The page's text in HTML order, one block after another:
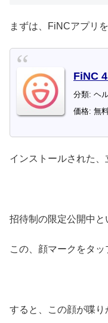
まずは、FiNCアプリ
FiNC
分類: ヘ
価格: 無
インストールされた、
招待制の限定公開中と
この、顔マークをタッ
すると、この顔が喋り